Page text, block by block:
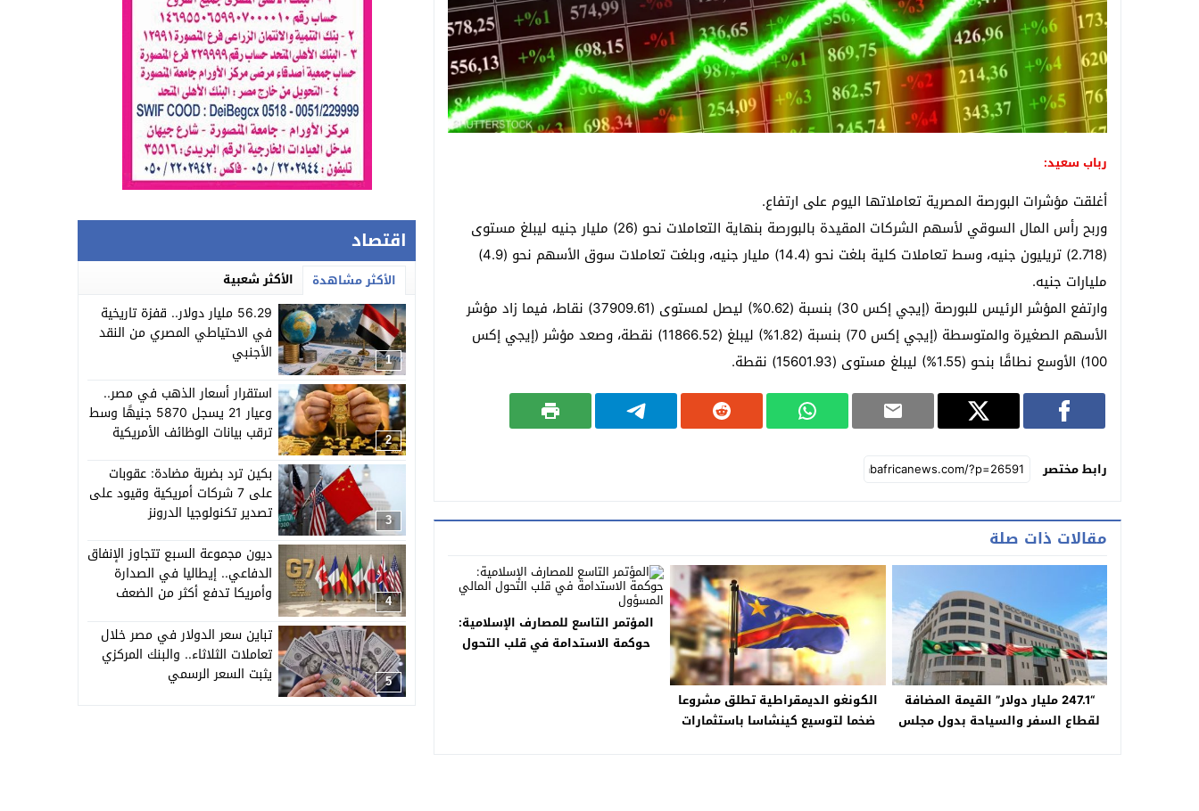
رباب سعيد:
أغلقت مؤشرات البورصة المصرية تعاملاتها اليوم على ارتفاع.
وربح رأس المال السوقي لأسهم الشركات المقيدة بالبورصة بنهاية التعاملات نحو (26) مليار جنيه ليبلغ مستوى
(2.718) تريليون جنيه، وسط تعاملات كلية بلغت نحو (14.4) مليار جنيه، وبلغت تعاملات سوق الأسهم نحو (4.9)
مليارات جنيه.
وارتفع المؤشر الرئيس للبورصة (إيجي إكس 30) بنسبة (0.62%) ليصل لمستوى (37909.61) نقاط، فيما زاد مؤشر
الأسهم الصغيرة والمتوسطة (إيجي إكس 70) بنسبة (1.82%) ليبلغ (11866.52) نقطة، وصعد مؤشر (إيجي إكس
100) الأوسع نطاقًا بنحو (1.55%) ليبلغ مستوى (15601.93) نقطة.
رابط مختصر
مقالات ذات صلة
“247.1 مليار دولار” القيمة المضافة
لقطاع السفر والسياحة بدول مجلس
الكونغو الديمقراطية تطلق مشروعا
ضخما لتوسيع كينشاسا باستثمارات
المؤتمر التاسع للمصارف الإسلامية:
حوكمة الاستدامة في قلب التحول
اقتصاد
الأكثر مشاهدة الأكثر شعبية
1
56.29 مليار دولار.. قفزة تاريخية
في الاحتياطي المصري من النقد
الأجنبي
2
استقرار أسعار الذهب في مصر..
وعيار 21 يسجل 5870 جنيهًا وسط
ترقب بيانات الوظائف الأمريكية
3
بكين ترد بضربة مضادة: عقوبات
على 7 شركات أمريكية وقيود على
تصدير تكنولوجيا الدرونز
4
ديون مجموعة السبع تتجاوز الإنفاق
الدفاعي.. إيطاليا في الصدارة
وأمريكا تدفع أكثر من الضعف
5
تباين سعر الدولار في مصر خلال
تعاملات الثلاثاء.. والبنك المركزي
يثبت السعر الرسمي